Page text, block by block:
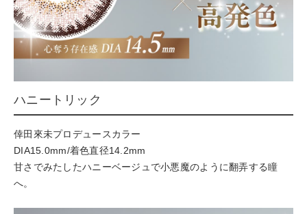
ハニートリック
倖田來未プロデュースカラー
DIA15.0mm/着色直径14.2mm
甘さでみたしたハニーベージュで小悪魔のように翻弄する瞳
へ。